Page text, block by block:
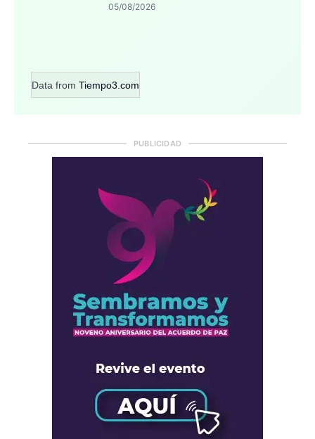
05/08/2026
Data from Tiempo3.com
PUBLICIDAD